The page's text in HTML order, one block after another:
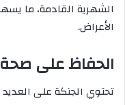
الشهرية القادمة، ما
الأعراض.
الحفاظ على صحة
تحتوي الجنكة على